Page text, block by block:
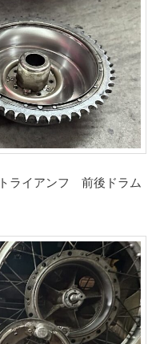
ライアンフ 前後ドラム